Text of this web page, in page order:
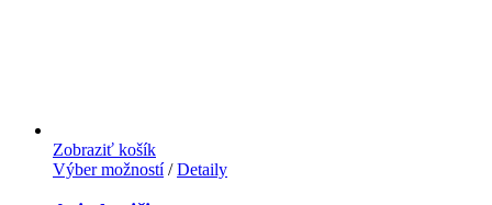
Zobraziť košík
Výber možností/ Detaily